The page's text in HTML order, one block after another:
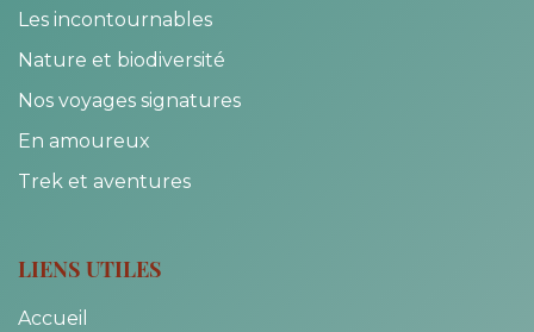
Les incontournables
Nature et biodiversité
Nos voyages signatures
En amoureux
Trek et aventures
LIENS UTILES
Accueil